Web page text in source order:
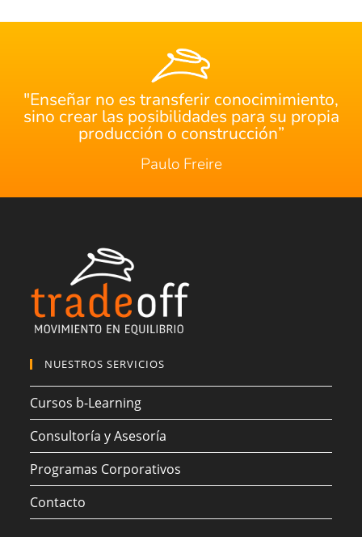
"Enseñar no es transferir conocimimiento,
sino crear las posibilidades para su propia
producción o construcción”
Paulo Freire
NUESTROS SERVICIOS
Cursos b-Learning
Consultoría y Asesoría
Programas Corporativos
Contacto